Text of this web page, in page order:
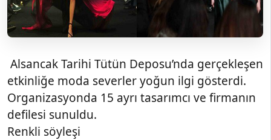
Alsancak Tarihi Tütün Deposu’nda gerçekleşen
etkinliğe moda severler yoğun ilgi gösterdi.
Organizasyonda 15 ayrı tasarımcı ve firmanın
defilesi sunuldu.
Renkli söyleşi